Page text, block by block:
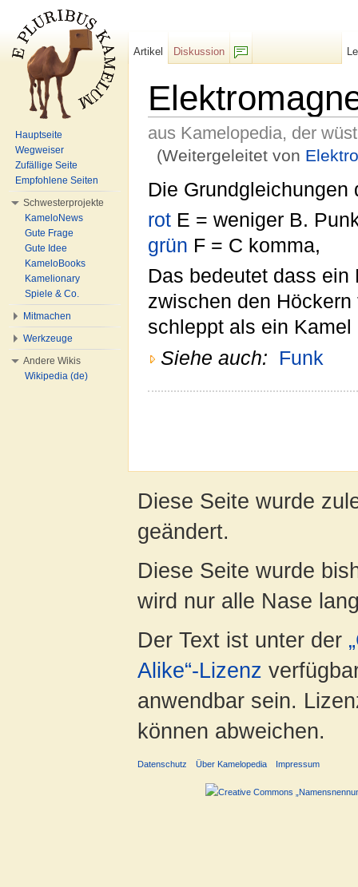
aus Kamelopedia, der
(Weitergeleitet von
Die
rot E = weniger B.
grün F = C komma,
Das bedeutet dass
zwischen den
schleppt als ein
Siehe auch:
Funk
Artikel
Diskussion
Hauptseite
Wegweiser
Zufällige Seite
Empfohlene Seiten
Schwesterprojekte
KameloNews
Gute Frage
Gute Idee
KameloBooks
Kamelionary
Spiele & Co.
Mitmachen
Werkzeuge
Andere Wikis
Wikipedia (de)
Diese Seite wurde
geändert.
Diese Seite wurde
wird nur alle Nase
Der Text ist unter der
Alike“-Lizenz
anwendbar sein.
können abweichen.
Datenschutz Über Kamelopedia Impressum